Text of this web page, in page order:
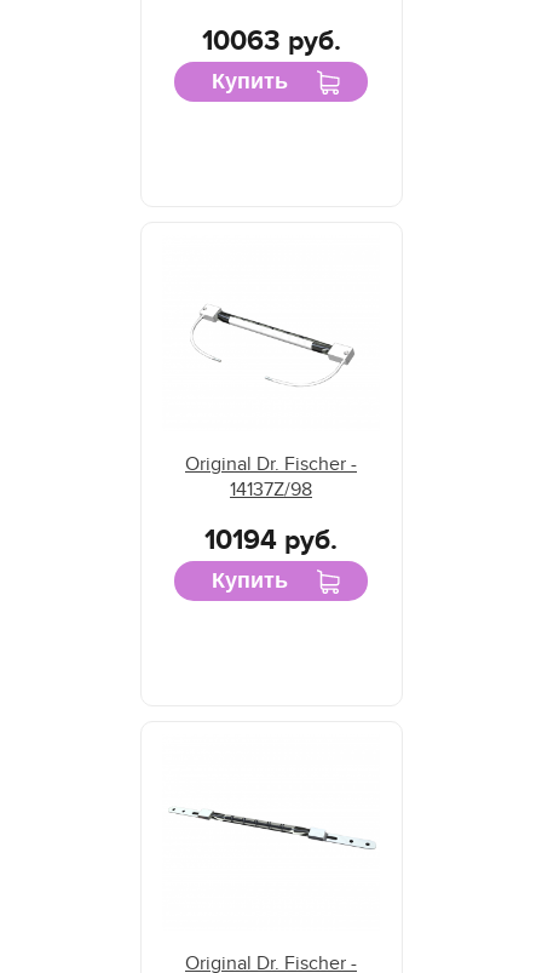
10063 руб.
Купить
Original Dr. Fischer -
14137Z/98
10194 руб.
Купить
Original Dr. Fischer -